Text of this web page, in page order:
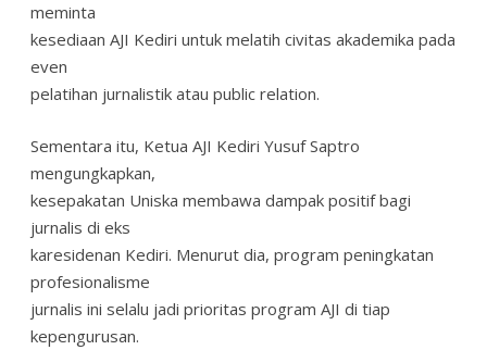
meminta
kesediaan AJI Kediri untuk melatih civitas akademika pada
even
pelatihan jurnalistik atau public relation.
Sementara itu, Ketua AJI Kediri Yusuf Saptro
mengungkapkan,
kesepakatan Uniska membawa dampak positif bagi
jurnalis di eks
karesidenan Kediri. Menurut dia, program peningkatan
profesionalisme
jurnalis ini selalu jadi prioritas program AJI di tiap
kepengurusan.